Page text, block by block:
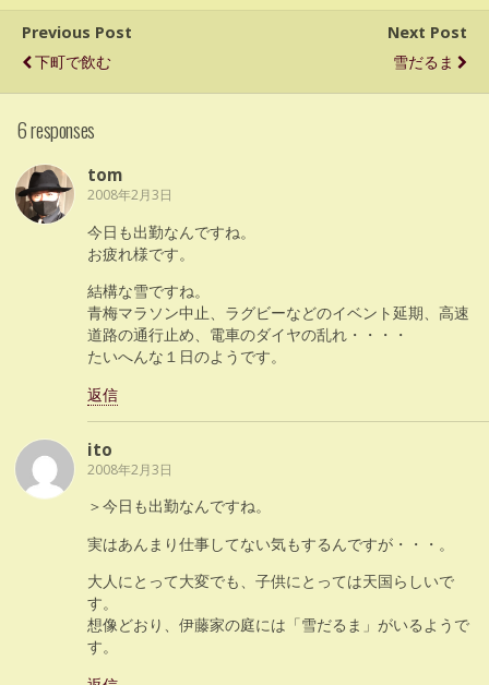
Previous Post
下町で飲む
Next Post
雪だるま
6 responses
tom
2008年2月3日
今日も出勤なんですね。
お疲れ様です。
結構な雪ですね。
青梅マラソン中止、ラグビーなどのイベント延期、高速
道路の通行止め、電車のダイヤの乱れ・・・・
たいへんな１日のようです。
返信
ito
2008年2月3日
＞今日も出勤なんですね。
実はあんまり仕事してない気もするんですが・・・。
大人にとって大変でも、子供にとっては天国らしいで
す。
想像どおり、伊藤家の庭には「雪だるま」がいるようで
す。